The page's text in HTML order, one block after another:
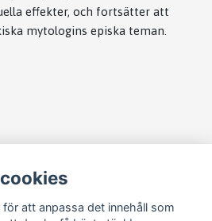
effekter, och fortsätter att
mytologins episka teman.
Köpvillkor
Kontakt
att anpassa det innehåll som